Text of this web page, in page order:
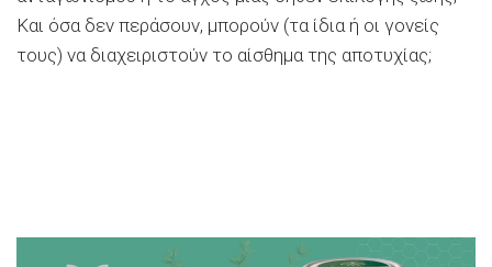
Και όσα δεν περάσουν, μπορούν (τα ίδια ή οι γονείς
τους) να διαχειριστούν το αίσθημα της αποτυχίας;